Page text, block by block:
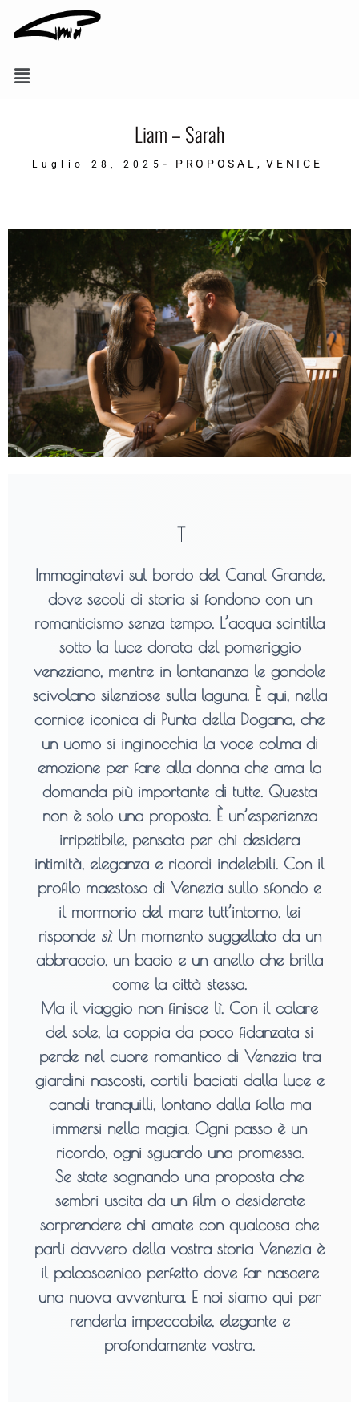
Liam – Sarah
Luglio 28, 2025 - PROPOSAL , VENICE
IT
Immaginatevi sul bordo del Canal Grande,
dove secoli di storia si fondono con un
romanticismo senza tempo. L’acqua scintilla
sotto la luce dorata del pomeriggio
veneziano, mentre in lontananza le gondole
scivolano silenziose sulla laguna. È qui, nella
cornice iconica di Punta della Dogana, che
un uomo si inginocchia la voce colma di
emozione per fare alla donna che ama la
domanda più importante di tutte. Questa
non è solo una proposta. È un’esperienza
irripetibile, pensata per chi desidera
intimità, eleganza e ricordi indelebili. Con il
profilo maestoso di Venezia sullo sfondo e
il mormorio del mare tutt’intorno, lei
risponde sì. Un momento suggellato da un
abbraccio, un bacio e un anello che brilla
come la città stessa.
Ma il viaggio non finisce lì. Con il calare
del sole, la coppia da poco fidanzata si
perde nel cuore romantico di Venezia tra
giardini nascosti, cortili baciati dalla luce e
canali tranquilli, lontano dalla folla ma
immersi nella magia. Ogni passo è un
ricordo, ogni sguardo una promessa.
Se state sognando una proposta che
sembri uscita da un film o desiderate
sorprendere chi amate con qualcosa che
parli davvero della vostra storia Venezia è
il palcoscenico perfettodove far nascere
una nuova avventura. E noi siamo qui per
renderla impeccabile, elegante e
profondamente vostra.